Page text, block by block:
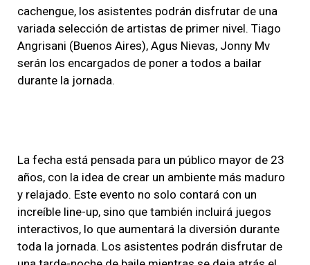
cachengue, los asistentes podrán disfrutar de una
variada selección de artistas de primer nivel. Tiago
Angrisani (Buenos Aires), Agus Nievas, Jonny Mv
serán los encargados de poner a todos a bailar
durante la jornada.
La fecha está pensada para un público mayor de 23
años, con la idea de crear un ambiente más maduro
y relajado. Este evento no solo contará con un
increíble line-up, sino que también incluirá juegos
interactivos, lo que aumentará la diversión durante
toda la jornada. Los asistentes podrán disfrutar de